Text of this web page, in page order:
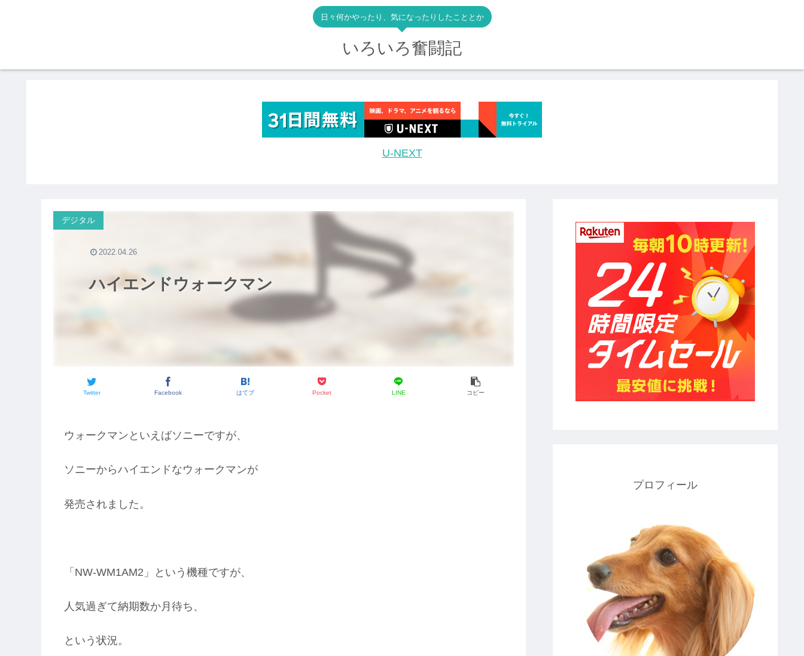
日々何かやったり、気になったりしたこととか
いろいろ奮闘記
U-NEXT
ハイエンドウォークマン
デジタル
Twitter Facebook はてブ Pocket LINE コピー
2022.04.26
ウォークマンといえばソニーですが、
ソニーからハイエンドなウォークマンが
発売されました。
「NW-WM1AM2」という機種ですが、
人気過ぎて納期数か月待ち、
という状況。
プロフィール